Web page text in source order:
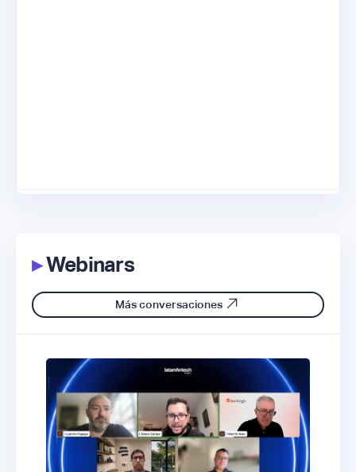
▸Webinars
Más conversaciones